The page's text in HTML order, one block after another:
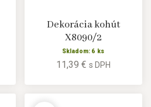
Dekorácia kohút
X8090/2
Skladom: 6 ks
11,39 € s DPH